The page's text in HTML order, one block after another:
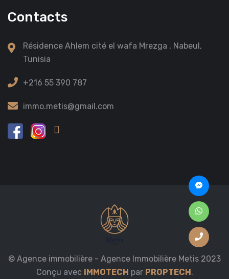
Contacts
Résidence Ahlem cité el wafa Mrezga , Nabeul,
Tunisia
+216 55 390 787
immo.metis@gmail.com
© Agence immobilière - Agence Immobilière Metis 2023
Conçu avec iMMOTECH par PROPTECH.